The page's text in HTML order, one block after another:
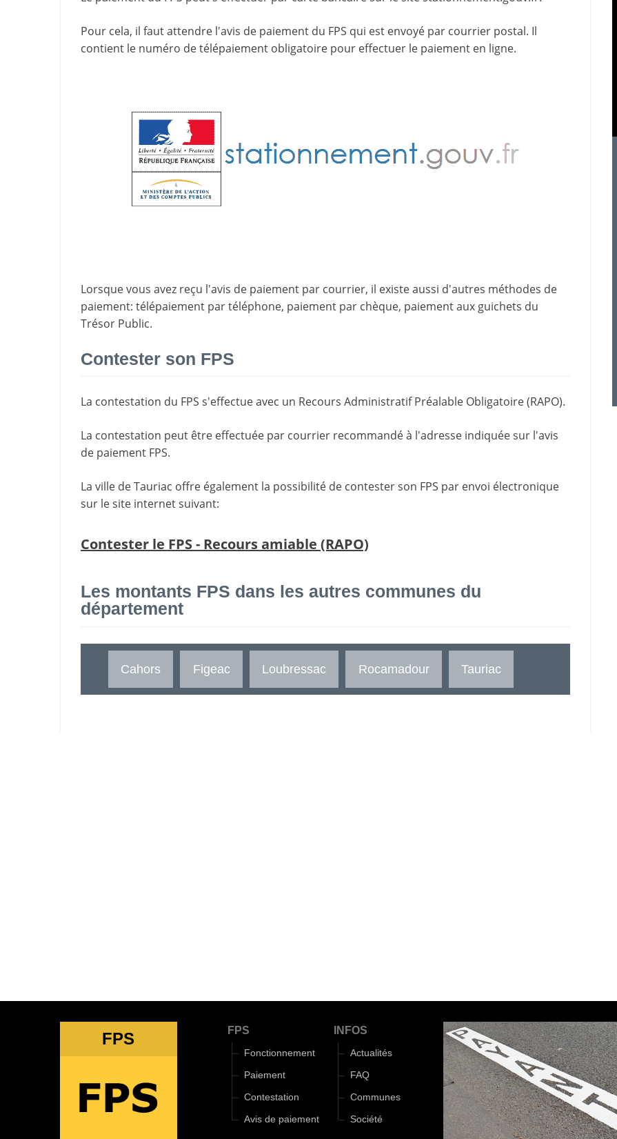
Pour cela, il faut attendre l'avis de paiement du FPS qui est envoyé par courrier postal. Il
contient le numéro de télépaiement obligatoire pour effectuer le paiement en ligne.
Lorsque vous avez reçu l'avis de paiement par courrier, il existe aussi d'autres méthodes de
paiement: télépaiement par téléphone, paiement par chèque, paiement aux guichets du
Trésor Public.
Contester son FPS
La contestation du FPS s'effectue avec un Recours Administratif Préalable Obligatoire (RAPO).
La contestation peut être effectuée par courrier recommandé à l'adresse indiquée sur l'avis
de paiement FPS.
La ville de Tauriac offre également la possibilité de contester son FPS par envoi électronique
sur le site internet suivant:
Contester le FPS - Recours amiable (RAPO)
Les montants FPS dans les autres communes du
département
Cahors Figeac Loubressac Rocamadour Tauriac
FPS FPS
Fonctionnement
Paiement
Contestation
Avis de paiement
INFOS
Actualités
FAQ
Communes
Société